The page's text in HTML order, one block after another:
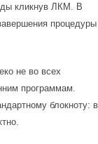
кликнув ЛКМ. В
процедуры
не во всех
программам.
блокноту: в